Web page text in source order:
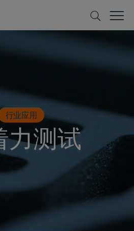
行业应用
力测试